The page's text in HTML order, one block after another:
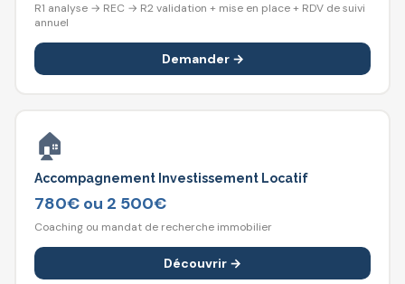
R1 analyse → REC → R2 validation + mise en place + RDV de suivi
annuel
Demander→
🏠
Accompagnement Investissement Locatif
780€ ou 2 500€
Coaching ou mandat de recherche immobilier
Découvrir →